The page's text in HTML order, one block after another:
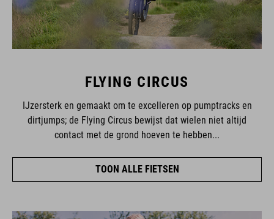
FLYING CIRCUS
IJzersterk en gemaakt om te excelleren op pumptracks en
dirtjumps; de Flying Circus bewijst dat wielen niet altijd
contact met de grond hoeven te hebben...
TOON ALLE FIETSEN